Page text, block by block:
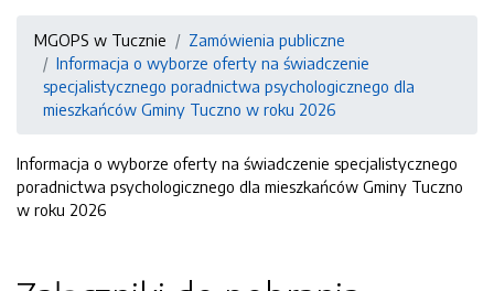
MGOPS w Tucznie
Zamówienia publiczne
Informacja o wyborze oferty na świadczenie
specjalistycznego poradnictwa psychologicznego dla
mieszkańców Gminy Tuczno w roku 2026
Informacja o wyborze oferty na świadczenie specjalistycznego
poradnictwa psychologicznego dla mieszkańców Gminy Tuczno
w roku 2026